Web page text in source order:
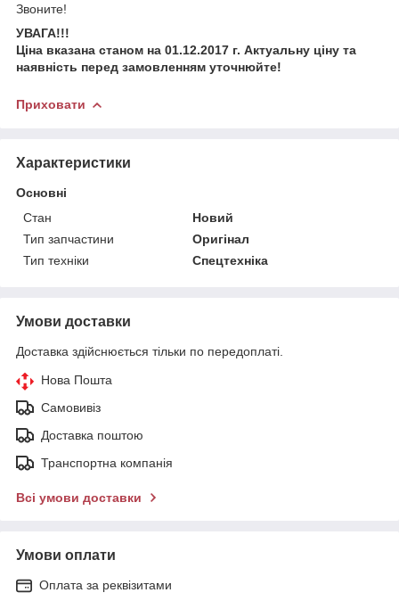
Звоните!
УВАГА!!!
Ціна вказана станом на 01.12.2017 г. Актуальну ціну та
наявність перед замовленням уточнюйте!
Приховати
Характеристики
Основні
Стан
Новий
Тип запчастини
Оригінал
Тип техніки
Спецтехніка
Умови доставки
Доставка здійснюється тільки по передоплаті.
Нова Пошта
Самовивіз
Доставка поштою
Транспортна компанія
Всі умови доставки
Умови оплати
Оплата за реквізитами